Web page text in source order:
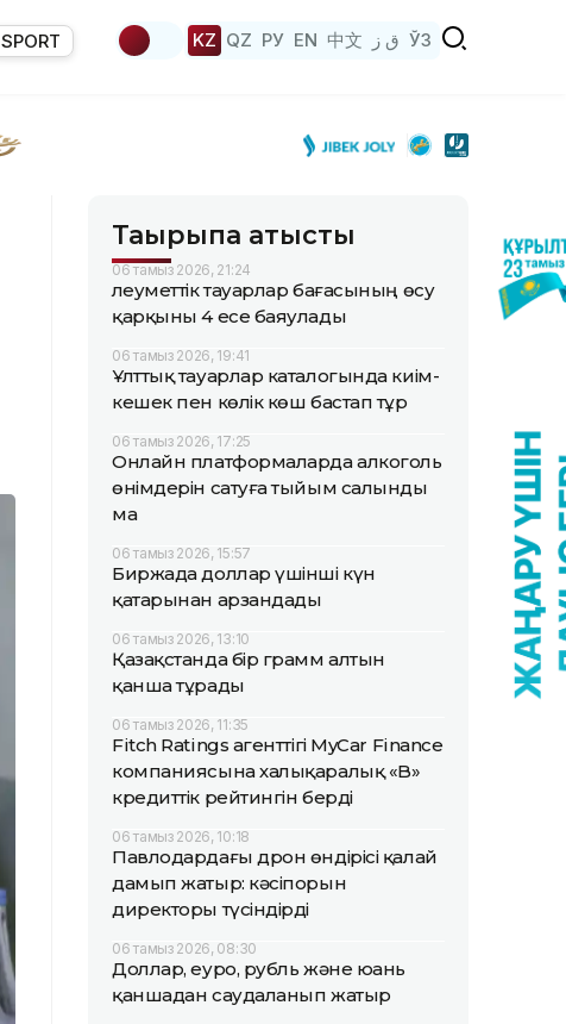
SPORT KZ QZ РУ EN 中文 ق ز ЎЗ
Тақырыпқа қатысты
06 тамыз 2026, 21:24
Әлеуметтік тауарлар бағасының өсу
қарқыны 4 есе баяулады
06 тамыз 2026, 19:41
Ұлттық тауарлар каталогында киім-
кешек пен көлік көш бастап тұр
06 тамыз 2026, 17:25
Онлайн платформаларда алкоголь
өнімдерін сатуға тыйым салынды
ма
06 тамыз 2026, 15:57
Биржада доллар үшінші күн
қатарынан арзандады
06 тамыз 2026, 13:10
Қазақстанда бір грамм алтын
қанша тұрады
06 тамыз 2026, 11:35
Fitch Ratings агенттігі MyCar Finance
компаниясына халықаралық «B»
кредиттік рейтингін берді
06 тамыз 2026, 10:18
Павлодардағы дрон өндірісі қалай
дамып жатыр: кәсіпорын
директоры түсіндірді
06 тамыз 2026, 08:30
Доллар, еуро, рубль және юань
қаншадан саудаланып жатыр